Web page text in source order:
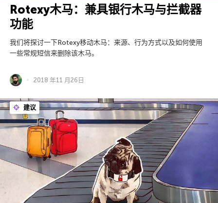
Rotexy木马：兼具银行木马与拦截器
功能
我们将探讨一下Rotexy移动木马：来源、行为方式以及如何使用
一些常规短信来删除该木马。
2018 年11 月26日
建议